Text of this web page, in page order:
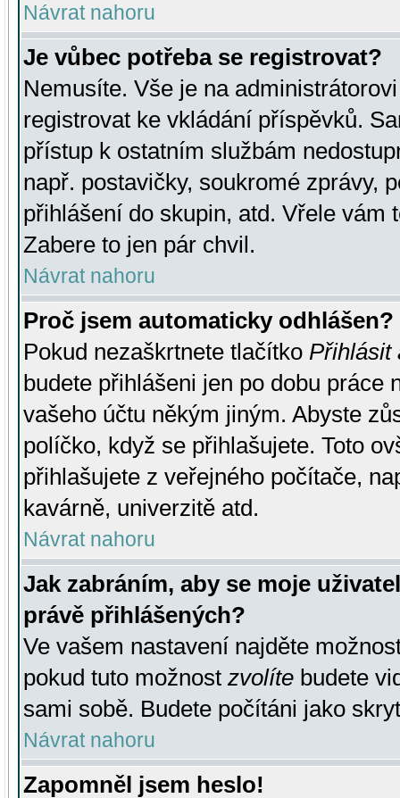
Návrat nahoru
Je vůbec potřeba se registrovat?
Nemusíte. Vše je na
registrovat ke vkládání příspěvků.
přístup k ostatním službám
např. postavičky, soukromé zprávy,
přihlášení do skupin, atd. Vřele vám
Zabere to jen pár chvil.
Návrat nahoru
Proč jsem automaticky odhlášen?
Pokud nezaškrtnete tlačítko Přihlásit
budete přihlášeni jen po dobu práce
vašeho účtu někým jiným. Abyste
políčko, když se přihlašujete. Toto
přihlašujete z veřejného počítače,
kavárně, univerzitě atd.
Návrat nahoru
Jak zabráním, aby se moje
právě přihlášených?
Ve vašem nastavení najděte
pokud tuto možnost zvolíte budete
sami sobě. Budete počítáni jako
Návrat nahoru
Zapomněl jsem heslo!